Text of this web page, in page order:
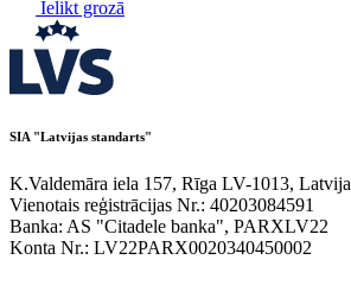
Ielikt grozā
SIA "Latvijas standarts"
K.Valdemāra iela 157, Rīga LV-1013, Latvija
Vienotais reģistrācijas Nr.: 40203084591
Banka: AS "Citadele banka", PARXLV22
Konta Nr.: LV22PARX0020340450002